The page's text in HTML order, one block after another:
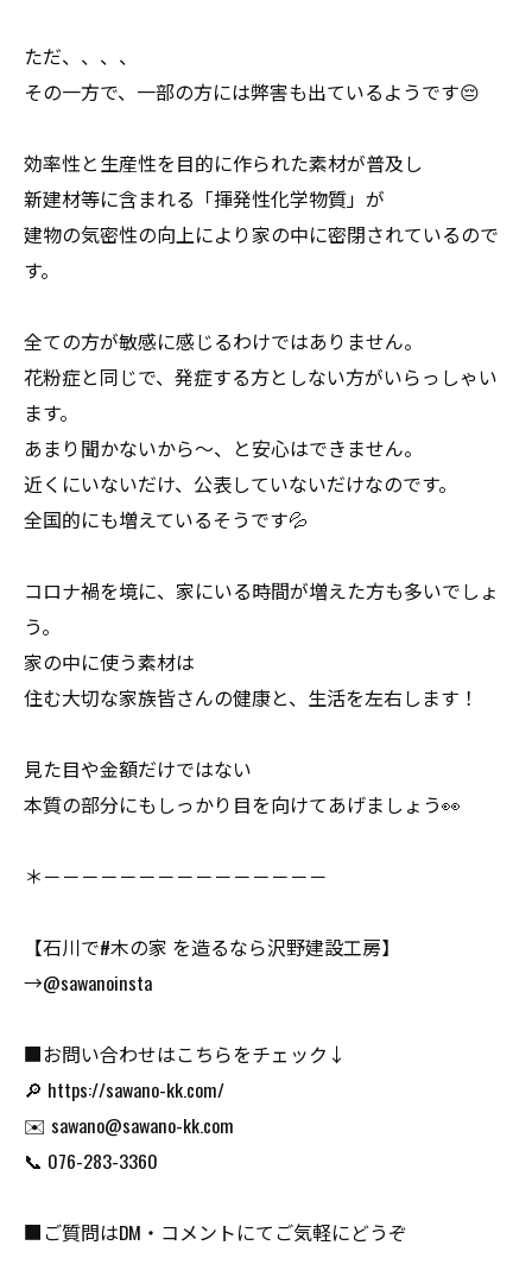
ただ、、、、
その一方で、一部の方には弊害も出ているようです😔
効率性と生産性を目的に作られた素材が普及し
新建材等に含まれる「揮発性化学物質」が
建物の気密性の向上により家の中に密閉されているので
す。
全ての方が敏感に感じるわけではありません。
花粉症と同じで、発症する方としない方がいらっしゃい
ます。
あまり聞かないから～、と安心はできません。
近くにいないだけ、公表していないだけなのです。
全国的にも増えているそうです💦
コロナ禍を境に、家にいる時間が増えた方も多いでしょ
う。
家の中に使う素材は
住む大切な家族皆さんの健康と、生活を左右します！
見た目や金額だけではない
本質の部分にもしっかり目を向けてあげましょう👀
＊－－－－－－－－－－－－－－－
【石川で#木の家 を造るなら沢野建設工房】
→@sawanoinsta
■お問い合わせはこちらをチェック↓
🔎 https://sawano-kk.com/
✉️ sawano@sawano-kk.com
📞 076-283-3360
■ご質問はDM・コメントにてご気軽にどうぞ